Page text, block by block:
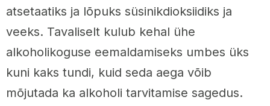
atsetaatiks ja lõpuks süsinikdioksiidiks ja
veeks. Tavaliselt kulub kehal ühe
alkoholikoguse eemaldamiseks umbes üks
kuni kaks tundi, kuid seda aega võib
mõjutada ka alkoholi tarvitamise sagedus.